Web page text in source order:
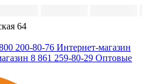
64
200-80-76 Интернет-магазин
8 861 259-80-29 Оптовые